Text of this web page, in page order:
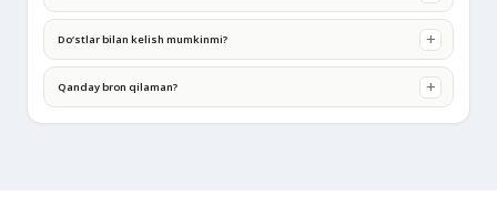
Do‘stlar bilan kelish mumkinmi?
Qanday bron qilaman?